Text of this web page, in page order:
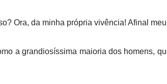
Ora, da minha própria vivência! Afinal
a grandiosíssima maioria dos homens,